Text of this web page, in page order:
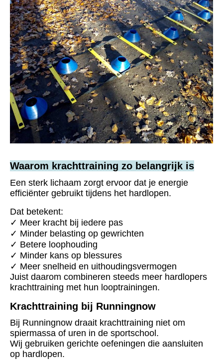
Waarom krachttraining zo belangrijk is
Een sterk lichaam zorgt ervoor dat je energie
efficiënter gebruikt tijdens het hardlopen.
Dat betekent:
✓ Meer kracht bij iedere pas
✓ Minder belasting op gewrichten
✓ Betere loophouding
✓ Minder kans op blessures
✓ Meer snelheid en uithoudingsvermogen
Juist daarom combineren steeds meer hardlopers
krachttraining met hun looptrainingen.
Krachttraining bij Runningnow
Bij Runningnow draait krachttraining niet om
spiermassa of uren in de sportschool.
Wij gebruiken gerichte oefeningen die aansluiten
op hardlopen.